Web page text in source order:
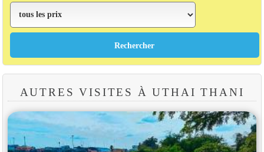
AUTRES VISITES À UTHAI THANI